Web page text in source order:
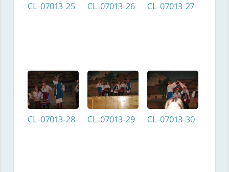
CL-07013-25 CL-07013-26 CL-07013-27
CL-07013-28 CL-07013-29 CL-07013-30